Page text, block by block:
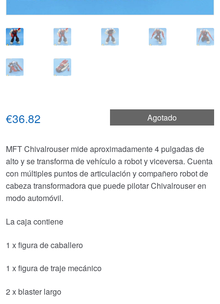
Agotado
€36.82
MFT Chivalrouser mide aproximadamente 4 pulgadas de
alto y se transforma de vehículo a robot y viceversa. Cuenta
con múltiples puntos de articulación y compañero robot de
cabeza transformadora que puede pilotar Chivalrouser en
modo automóvil.
La caja contiene
1 x figura de caballero
1 x figura de traje mecánico
2 x blaster largo